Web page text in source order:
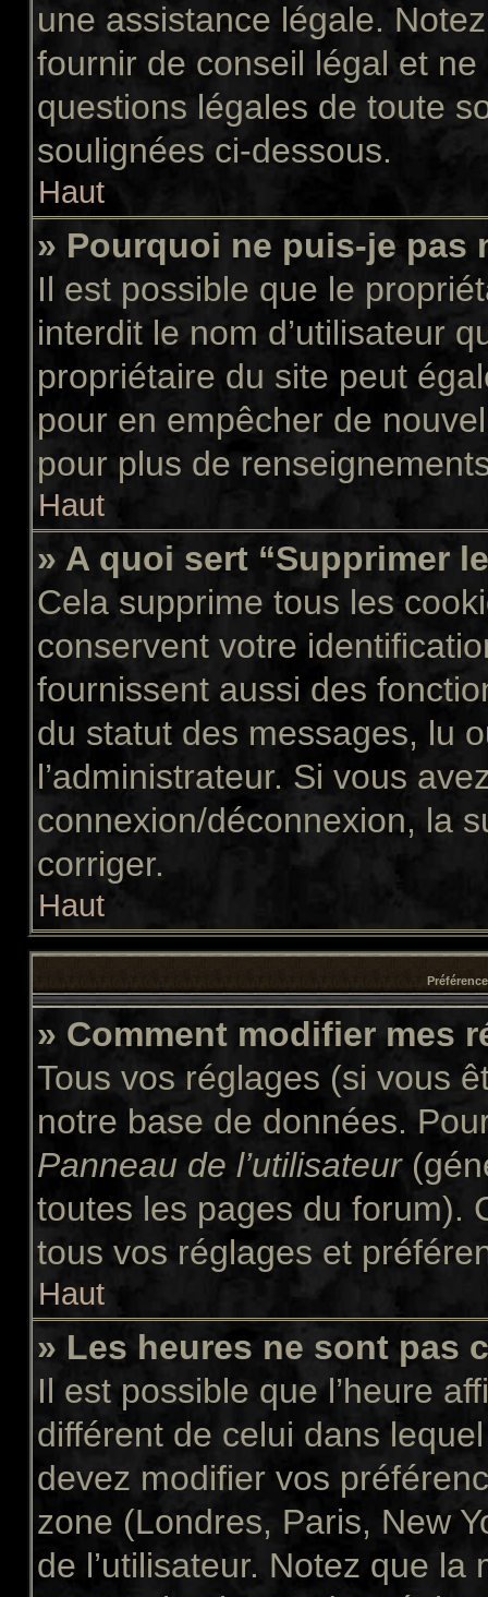
une assistance légale.
fournir de conseil légal et
questions légales de toute
soulignées ci-dessous.
Haut
» Pourquoi ne puis-je pas
Il est possible que le
interdit le nom d’utilisateur
propriétaire du site peut
pour en empêcher de
pour plus de
Haut
» A quoi sert “Supprimer
Cela supprime tous les
conservent votre
fournissent aussi des
du statut des messages, lu
l’administrateur. Si vous
connexion/déconnexion, la
corriger.
Haut
» Comment modifier mes
Tous vos réglages (si vous
notre base de données.
Panneau de l’utilisateur
toutes les pages du forum).
tous vos réglages et
Haut
» Les heures ne sont pas
Il est possible que l’heure
différent de celui dans
devez modifier vos
zone (Londres, Paris, New
de l’utilisateur. Notez que